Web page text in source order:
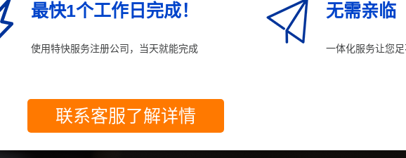
最快1个工作日完成！
使用特快服务注册公司，当天就能完成
无需亲临
一体化服务让您
联系客服了解详情